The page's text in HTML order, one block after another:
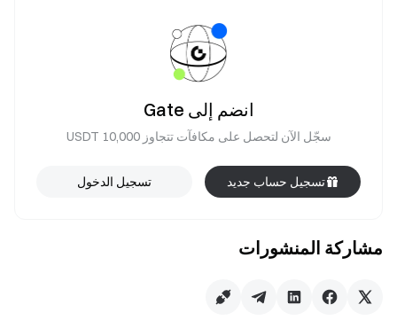
مشاركة المنشورات
انضم إلى Gate
سجّل الآن لتحصل على مكافآت تتجاوز 10,000 USDT
تسجيل حساب جديد تسجيل الدخول